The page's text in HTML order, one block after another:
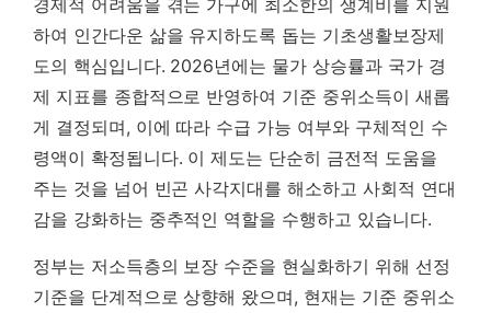
하여 인간다운 삶을 유지하도록 돕는 기초생활보장제
도의 핵심입니다. 2026년에는 물가 상승률과 국가 경
제 지표를 종합적으로 반영하여 기준 중위소득이 새롭
게 결정되며, 이에 따라 수급 가능 여부와 구체적인 수
령액이 확정됩니다. 이 제도는 단순히 금전적 도움을
주는 것을 넘어 빈곤 사각지대를 해소하고 사회적 연대
감을 강화하는 중추적인 역할을 수행하고 있습니다.
정부는 저소득층의 보장 수준을 현실화하기 위해 선정
기준을 단계적으로 상향해 왔으며, 현재는 기준 중위소